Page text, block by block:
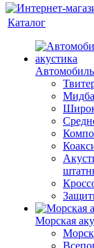
Каталог
Морская